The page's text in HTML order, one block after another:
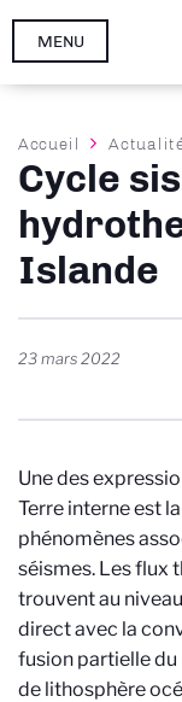
Aller
MENU
Fil
d'Ariane
Accueil
Cycle
Islande
23 mars 2022
Une des
Terre interne est
phénomènes
séismes. Les flux
trouvent au
direct avec la
fusion partielle du
de lithosphère